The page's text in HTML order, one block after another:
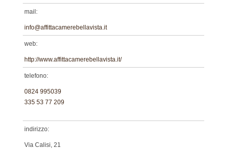
mail:
info@affittacamerebellavista.it
web:
http://www.affittacamerebellavista.it/
telefono:
0824 995039
335 53 77 209
indirizzo:
Via Calisi, 21